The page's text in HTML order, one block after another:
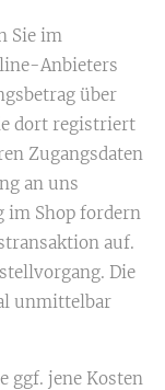
Sie im
Anbieters
über
dort registriert
Zugangsdaten
an uns
im Shop fordern
auf.
Die
unmittelbar
ggf. jene Kosten